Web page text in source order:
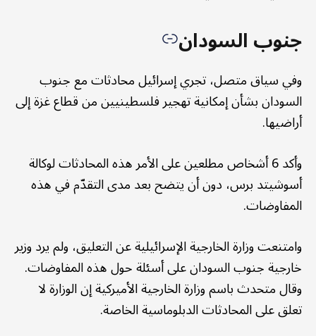
جنوب السودان
وفي سياق متصل، تجري إسرائيل محادثات مع جنوب
السودان بشأن إمكانية تهجير فلسطينيين من قطاع غزة إلى
أراضيها.
وأكد 6 أشخاص مطلعين على الأمر هذه المحادثات لوكالة
أسوشيتد برس، دون أن يتضح بعد مدى التقدّم في هذه
المفاوضات.
وامتنعت وزارة الخارجية الإسرائيلية عن التعليق، ولم يرد وزير
خارجية جنوب السودان على أسئلة حول هذه المفاوضات.
وقال متحدث باسم وزارة الخارجية الأميركية إن الوزارة لا
تعلق على المحادثات الدبلوماسية الخاصة.